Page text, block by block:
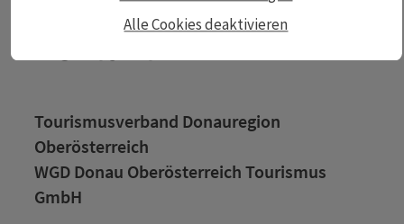
Kontakt
Tourismusverband Donauregion
Oberösterreich
WGD Donau Oberösterreich Tourismus
GmbH
Alle Cookies deaktivieren